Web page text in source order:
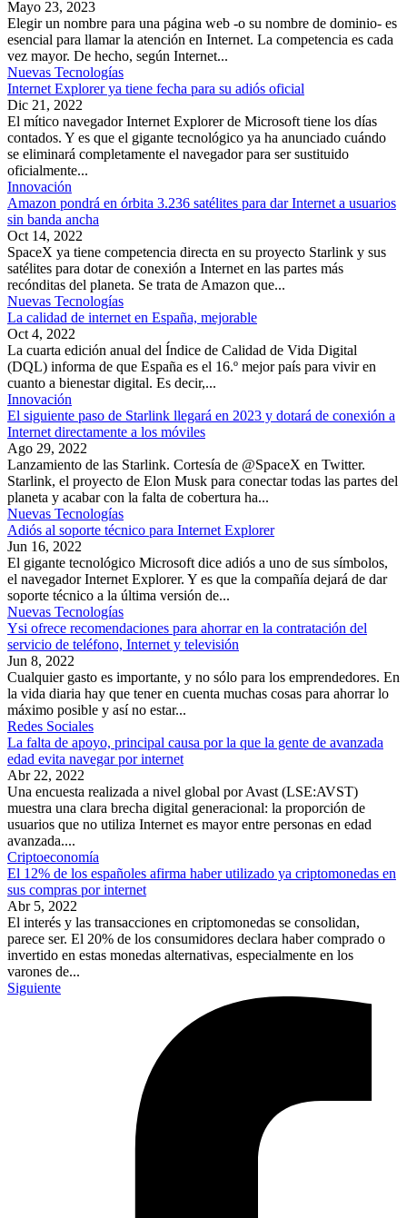
Mayo 23, 2023
Elegir un nombre para una página web -o su nombre de dominio- es
esencial para llamar la atención en Internet. La competencia es cada
vez mayor. De hecho, según Internet...
Nuevas Tecnologías
Internet Explorer ya tiene fecha para su adiós oficial
Dic 21, 2022
El mítico navegador Internet Explorer de Microsoft tiene los días
contados. Y es que el gigante tecnológico ya ha anunciado cuándo
se eliminará completamente el navegador para ser sustituido
oficialmente...
Innovación
Amazon pondrá en órbita 3.236 satélites para dar Internet a usuarios
sin banda ancha
Oct 14, 2022
SpaceX ya tiene competencia directa en su proyecto Starlink y sus
satélites para dotar de conexión a Internet en las partes más
recónditas del planeta. Se trata de Amazon que...
Nuevas Tecnologías
La calidad de internet en España, mejorable
Oct 4, 2022
La cuarta edición anual del Índice de Calidad de Vida Digital
(DQL) informa de que España es el 16.º mejor país para vivir en
cuanto a bienestar digital. Es decir,...
Innovación
El siguiente paso de Starlink llegará en 2023 y dotará de conexión a
Internet directamente a los móviles
Ago 29, 2022
Lanzamiento de las Starlink. Cortesía de @SpaceX en Twitter.
Starlink, el proyecto de Elon Musk para conectar todas las partes del
planeta y acabar con la falta de cobertura ha...
Nuevas Tecnologías
Adiós al soporte técnico para Internet Explorer
Jun 16, 2022
El gigante tecnológico Microsoft dice adiós a uno de sus símbolos,
el navegador Internet Explorer. Y es que la compañía dejará de dar
soporte técnico a la última versión de...
Nuevas Tecnologías
Ysi ofrece recomendaciones para ahorrar en la contratación del
servicio de teléfono, Internet y televisión
Jun 8, 2022
Cualquier gasto es importante, y no sólo para los emprendedores. En
la vida diaria hay que tener en cuenta muchas cosas para ahorrar lo
máximo posible y así no estar...
Redes Sociales
La falta de apoyo, principal causa por la que la gente de avanzada
edad evita navegar por internet
Abr 22, 2022
Una encuesta realizada a nivel global por Avast (LSE:AVST)
muestra una clara brecha digital generacional: la proporción de
usuarios que no utiliza Internet es mayor entre personas en edad
avanzada....
Criptoeconomía
El 12% de los españoles afirma haber utilizado ya criptomonedas en
sus compras por internet
Abr 5, 2022
El interés y las transacciones en criptomonedas se consolidan,
parece ser. El 20% de los consumidores declara haber comprado o
invertido en estas monedas alternativas, especialmente en los
varones de...
Siguiente